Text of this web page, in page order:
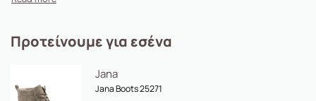
Προτείνουμε για εσένα
Jana
Jana Boots 25271